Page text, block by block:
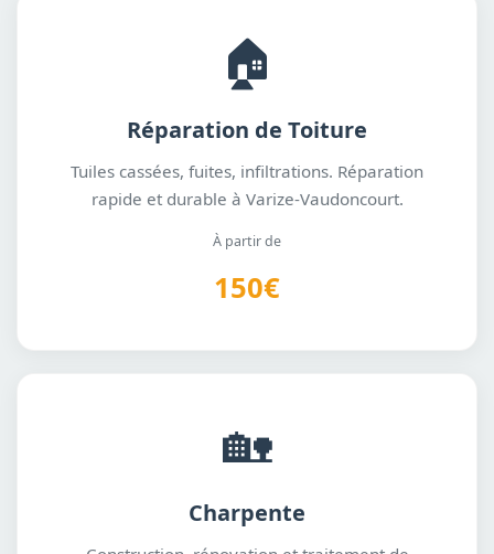
🏠
Réparation de Toiture
Tuiles cassées, fuites, infiltrations. Réparation
rapide et durable à Varize-Vaudoncourt.
À partir de
150€
🏡
Charpente